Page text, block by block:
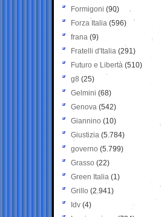
Formigoni (90)
Forza Italia (596)
frana (9)
Fratelli d'Italia (291)
Futuro e Libertà (510)
g8 (25)
Gelmini (68)
Genova (542)
Giannino (10)
Giustizia (5.784)
governo (5.799)
Grasso (22)
Green Italia (1)
Grillo (2.941)
Idv (4)